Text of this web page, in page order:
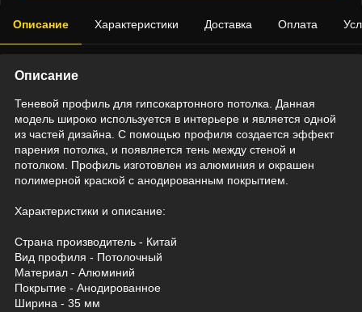
Описание Характеристики Доставка Оплата
Описание
Теневой профиль для гипсокартонного потолка. Данная
модель широко используется в интерьере и является одной
из частей дизайна. С помощью профиля создается эффект
парения потолка, и появляется тень между стеной и
потолком. Профиль изготовлен из алюминия и окрашен
полимерной краской с анодированным покрытием.
Характеристики и описание:
Страна производитель - Китай
Вид профиля - Потолочный
Материал - Алюминий
Покрытие - Анодированное
Ширина - 35 мм